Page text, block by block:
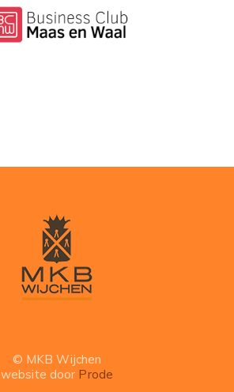
© MKB Wijchen
website door Prode